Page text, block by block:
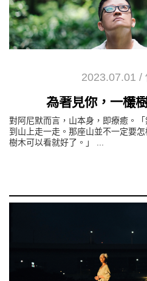
2023.07.01 /
為著見你，一欉
對阿尼默而言，山本身，即療癒。
到山上走一走。那座山並不一定要
樹木可以看就好了。」 ...